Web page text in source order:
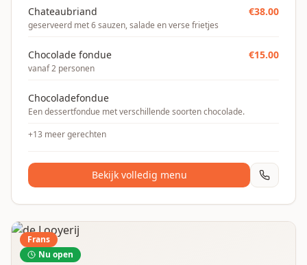
Chateaubriand
geserveerd met 6 sauzen, salade en verse frietjes
€38.00
Chocolade fondue
vanaf 2 personen
€15.00
Chocoladefondue
Een dessertfondue met verschillende soorten chocolade.
+13 meer gerechten
Bekijk volledig menu
Frans
Nu open